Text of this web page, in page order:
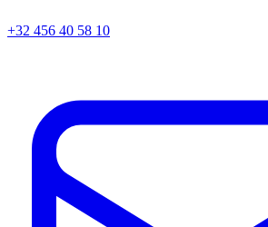
+32 456 40 58 10